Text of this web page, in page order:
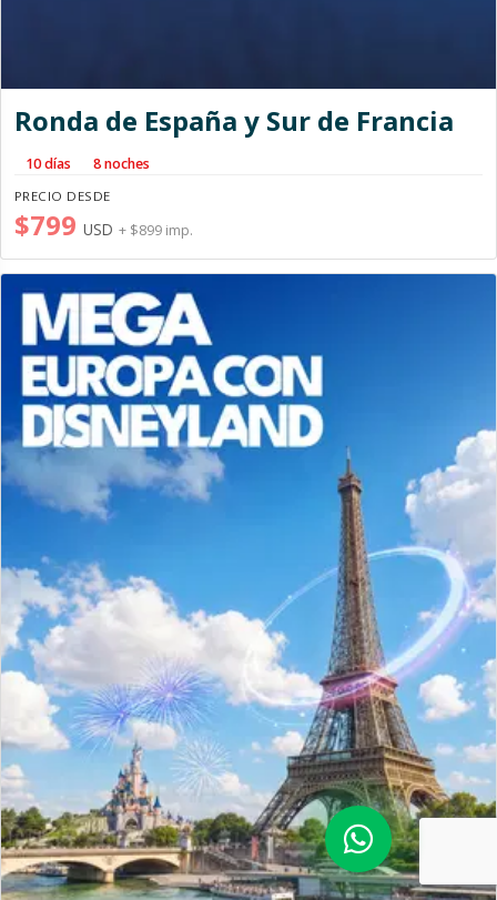
Ronda de España y Sur de Francia
10 días 8 noches
PRECIO DESDE
$799 USD + $899 imp.